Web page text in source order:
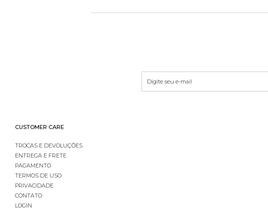
CUSTOMER CARE
TROCAS E DEVOLUÇÕES
ENTREGA E FRETE
PAGAMENTO
TERMOS DE USO
PRIVACIDADE
CONTATO
LOGIN